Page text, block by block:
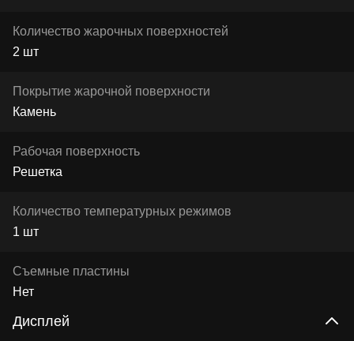
Количество жарочных поверхностей
2 шт
Покрытие жарочной поверхности
Камень
Рабочая поверхность
Решетка
Количество температурных режимов
1 шт
Съемные пластины
Нет
Дисплей